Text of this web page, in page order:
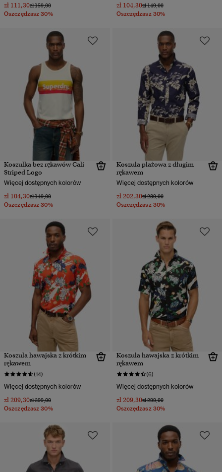
zł 111,30Cena obniżona od
zł 159,00do
Oszczędzasz 30%
zł 104,30Cena obniżona od
zł 149,00do
Oszczędzasz 30%
Koszulka bez rękawów Cali
Striped Logo
Więcej dostępnych kolorów
zł 104,30Cena obniżona od
zł 149,00do
Oszczędzasz 30%
Koszula plażowa z długim
rękawem
Więcej dostępnych kolorów
zł 202,30Cena obniżona od
zł 289,00do
Oszczędzasz 30%
Koszula hawajska z krótkim
rękawem
(14)
Więcej dostępnych kolorów
zł 209,30Cena obniżona od
zł 299,00do
Oszczędzasz 30%
Koszula hawajska z krótkim
rękawem
(6)
Więcej dostępnych kolorów
zł 209,30Cena obniżona od
zł 299,00do
Oszczędzasz 30%